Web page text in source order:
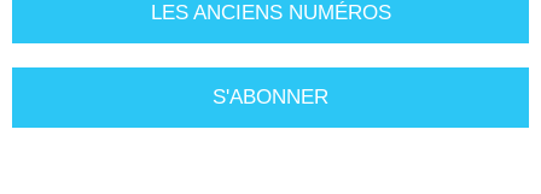
LES ANCIENS NUMÉROS
S'ABONNER